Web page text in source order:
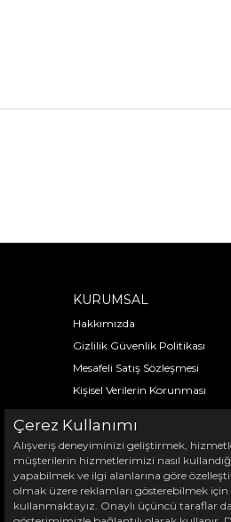
KURUMSAL
Hakkımızda
Gizlilik Güvenlik Politikası
Mesafeli Satış Sözleşmesi
Kişisel Verilerin Korunması
Çerez Kullanımı
Alışveriş deneyiminizi geliştirmek,
müşterilerin hizmetlerimizi nasıl
yapabilmek ve ilgi alanlarına göre
olmak üzere reklamları gösterebilmek için
kullanmaktayız. Onaylı üçüncü taraflar